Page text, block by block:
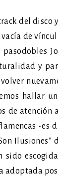
del disco
de
y
hallar
de atención
-
Ilusiones”
sido